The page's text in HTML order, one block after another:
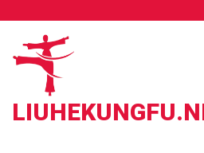
inhoud